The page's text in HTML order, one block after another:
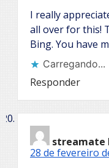
I really
all over for this!
Bing. You have
Carregando...
Responder
streamate
28 de fevereiro